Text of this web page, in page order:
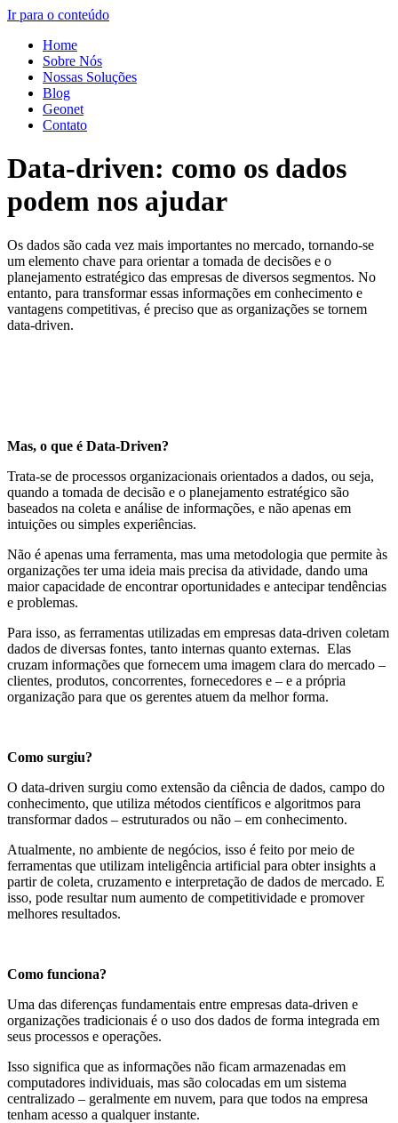
Ir para o conteúdo
Home
Sobre Nós
Nossas Soluções
Blog
Geonet
Contato
Data-driven: como os dados
podem nos ajudar
Os dados são cada vez mais importantes no mercado, tornando-se
um elemento chave para orientar a tomada de decisões e o
planejamento estratégico das empresas de diversos segmentos. No
entanto, para transformar essas informações em conhecimento e
vantagens competitivas, é preciso que as organizações se tornem
data-driven.
Mas, o que é Data-Driven?
Trata-se de processos organizacionais orientados a dados, ou seja,
quando a tomada de decisão e o planejamento estratégico são
baseados na coleta e análise de informações, e não apenas em
intuições ou simples experiências.
Não é apenas uma ferramenta, mas uma metodologia que permite às
organizações ter uma ideia mais precisa da atividade, dando uma
maior capacidade de encontrar oportunidades e antecipar tendências
e problemas.
Para isso, as ferramentas utilizadas em empresas data-driven coletam
dados de diversas fontes, tanto internas quanto externas. Elas
cruzam informações que fornecem uma imagem clara do mercado –
clientes, produtos, concorrentes, fornecedores e – e a própria
organização para que os gerentes atuem da melhor forma.
Como surgiu?
O data-driven surgiu como extensão da ciência de dados, campo do
conhecimento, que utiliza métodos científicos e algoritmos para
transformar dados – estruturados ou não – em conhecimento.
Atualmente, no ambiente de negócios, isso é feito por meio de
ferramentas que utilizam inteligência artificial para obter insights a
partir de coleta, cruzamento e interpretação de dados de mercado. E
isso, pode resultar num aumento de competitividade e promover
melhores resultados.
Como funciona?
Uma das diferenças fundamentais entre empresas data-driven e
organizações tradicionais é o uso dos dados de forma integrada em
seus processos e operações.
Isso significa que as informações não ficam armazenadas em
computadores individuais, mas são colocadas em um sistema
centralizado – geralmente em nuvem, para que todos na empresa
tenham acesso a qualquer instante.